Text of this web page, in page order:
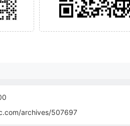
archives/507697